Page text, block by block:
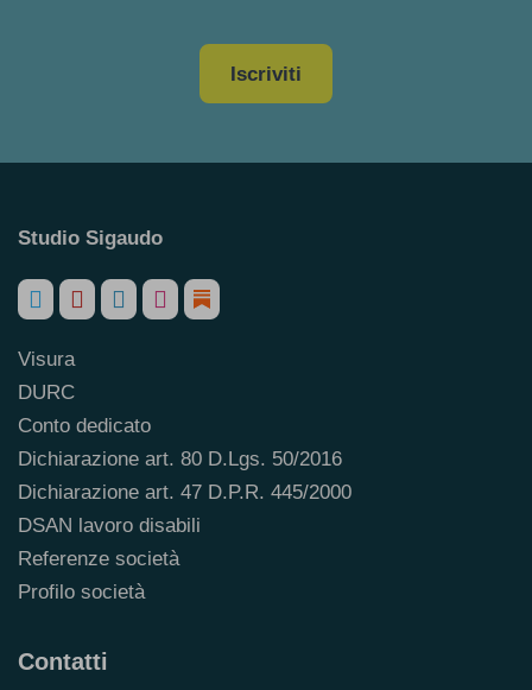
Iscriviti
Studio Sigaudo
Visura
DURC
Conto dedicato
Dichiarazione art. 80 D.Lgs. 50/2016
Dichiarazione art. 47 D.P.R. 445/2000
DSAN lavoro disabili
Referenze società
Profilo società
Contatti